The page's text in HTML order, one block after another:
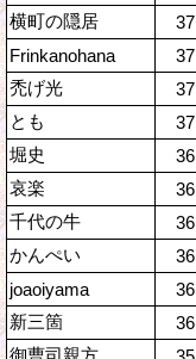
横町の隠居
37
Frinkanohana
37
禿げ光
37
とも
37
堀史
36
哀楽
36
千代の牛
36
かんぺい
36
joaoiyama
36
新三箇
36
御曹司親方